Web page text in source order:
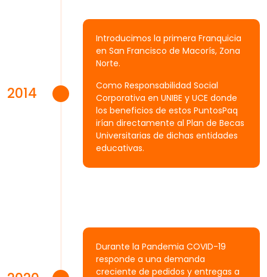
Introducimos la primera Franquicia
en San Francisco de Macorís, Zona
Norte.
Como Responsabilidad Social
Corporativa en UNIBE y UCE donde
los beneficios de estos PuntosPaq
irían directamente al Plan de Becas
Universitarias de dichas entidades
educativas.
2014
Durante la Pandemia COVID-19
responde a una demanda
creciente de pedidos y entregas a